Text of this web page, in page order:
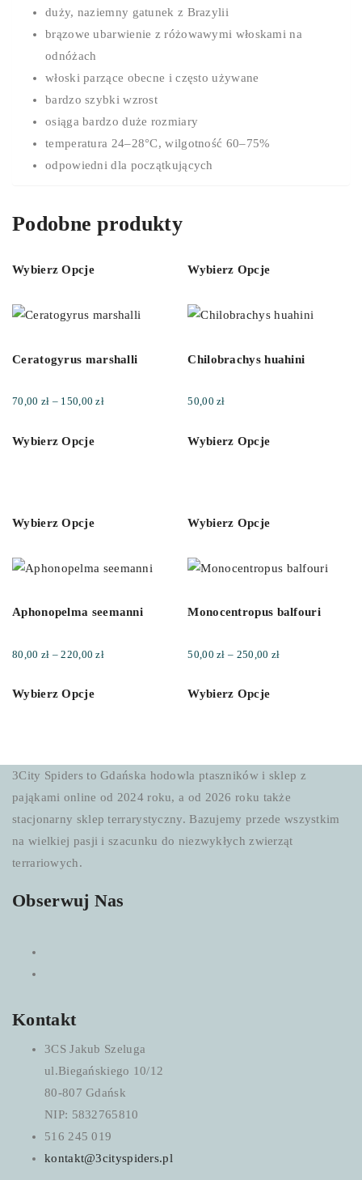
duży, naziemny gatunek z Brazylii
brązowe ubarwienie z różowawymi włoskami na
odnóżach
włoski parzące obecne i często używane
bardzo szybki wzrost
osiąga bardzo duże rozmiary
temperatura 24–28°C, wilgotność 60–75%
odpowiedni dla początkujących
Podobne produkty
Wybierz Opcje
Ceratogyrus marshalli
70,00 zł – 150,00złZakres
Wybierz Opcje
Wybierz Opcje
Chilobrachys huahini
50,00zł
Wybierz Opcje
Wybierz Opcje
Aphonopelma seemanni
80,00 zł – 220,00złZakres
220,00 zł
Wybierz Opcje
Wybierz Opcje
Monocentropus balfouri
50,00zł – 250,00 złZakres
250,00 zł
Wybierz Opcje
3City Spiders to Gdańska hodowla ptaszników i sklep z
pająkami online od 2024 roku, a od 2026 roku także
stacjonarny sklep terrarystyczny. Bazujemy przede wszystkim
na wielkiej pasji i szacunku do niezwykłych zwierząt
terrariowych.
Obserwuj Nas
Kontakt
3CS Jakub Szeluga
ul.Biegańskiego 10/12
80-807 Gdańsk
NIP: 5832765810
516 245 019
kontakt@3cityspiders.pl